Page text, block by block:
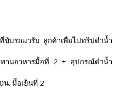
ขับรถมารับ ลูกค้าเพื่อไปทริปดำน้ำ
ทานอาหารมื้อที่ 2 + อุปกรณ์ดำน้ำ
น. มื้อเย็นที่ 2